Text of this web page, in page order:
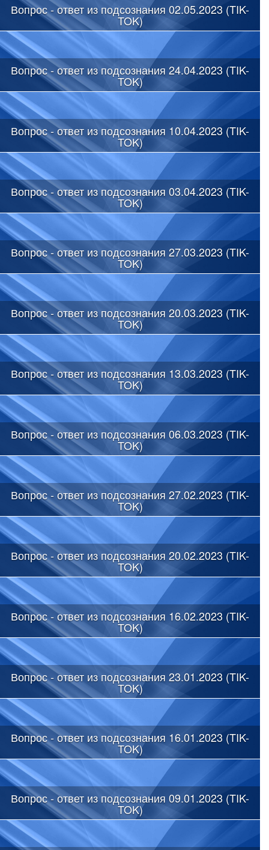
Вопрос - ответ из подсознания 02.05.2023 (TIK-
TOK)
Вопрос - ответ из подсознания 24.04.2023 (TIK-
TOK)
Вопрос - ответ из подсознания 10.04.2023 (TIK-
TOK)
Вопрос - ответ из подсознания 03.04.2023 (TIK-
TOK)
Вопрос - ответ из подсознания 27.03.2023 (TIK-
TOK)
Вопрос - ответ из подсознания 20.03.2023 (TIK-
TOK)
Вопрос - ответ из подсознания 13.03.2023 (TIK-
TOK)
Вопрос - ответ из подсознания 06.03.2023 (TIK-
TOK)
Вопрос - ответ из подсознания 27.02.2023 (TIK-
TOK)
Вопрос - ответ из подсознания 20.02.2023 (TIK-
TOK)
Вопрос - ответ из подсознания 16.02.2023 (TIK-
TOK)
Вопрос - ответ из подсознания 23.01.2023 (TIK-
TOK)
Вопрос - ответ из подсознания 16.01.2023 (TIK-
TOK)
Вопрос - ответ из подсознания 09.01.2023 (TIK-
TOK)